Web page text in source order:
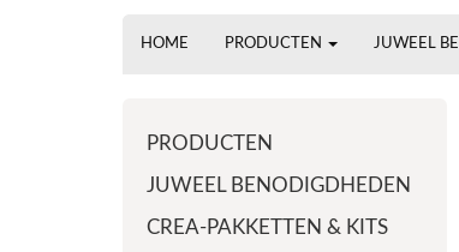
HOME PRODUCTEN JUWEEL
PRODUCTEN
JUWEEL BENODIGDHEDEN
CREA-PAKKETTEN & KITS